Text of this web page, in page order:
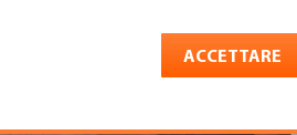
ACCETTARE